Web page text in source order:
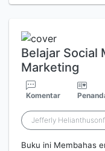
Belajar Social
Marketing
Komentar
Jefferly
Buku ini Membahas